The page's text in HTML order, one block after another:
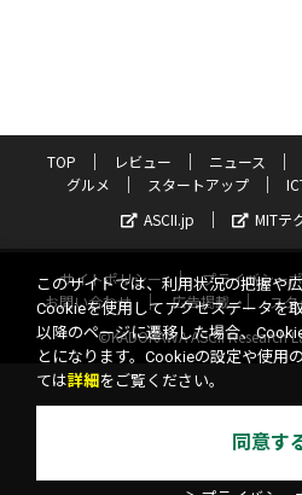
TOP レビュー ニュース
グルメ
スタートアップ
ASCII.jp
MITテ
サイトポリシー プライバシー
お問い合わせ
広告掲載 スタ
©KADOKAWA ASCII Research
このサイトでは、利用状況の把握や
Cookieを使用してアクセスデータを
以降のページに遷移した場合、
とになります。Cookieの設定や使用
ては詳細 をご覧ください。
同意す